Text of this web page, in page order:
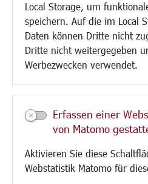
Local Storage, um
speichern. Auf die im Local
Daten können Dritte nicht
Dritte nicht weitergegeben
Werbezwecken verwendet.
Erfassen einer
von Matomo
Aktivieren Sie diese
Webstatistik Matomo für
Aktuelle Baustellen
Paddelteich
CINDY S
Kultur/Freizeit/Tourismus
Veranstaltungen
Neue Stadthalle Langen
Stadtporträt
Musikschule
Volkshochschule